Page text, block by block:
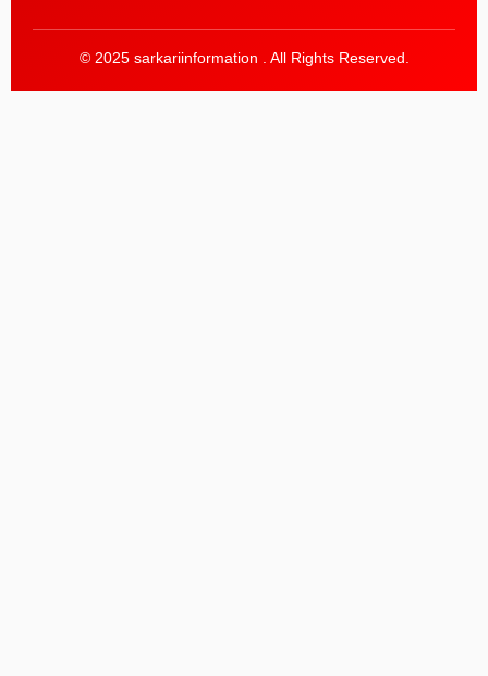
© 2025 sarkariinformation . All Rights Reserved.